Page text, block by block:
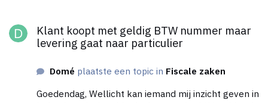
Klant koopt met geldig BTW nummer maar
levering gaat naar particulier
Domé plaatste een topic in Fiscale zaken
Goedendag, Wellicht kan iemand mij inzicht geven in